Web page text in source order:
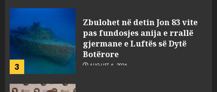
3
Zbulohet në detin Jon 83 vite
pas fundosjes anija e rrallë
gjermane e Luftës së Dytë
Botërore
AUGUST 6, 2026